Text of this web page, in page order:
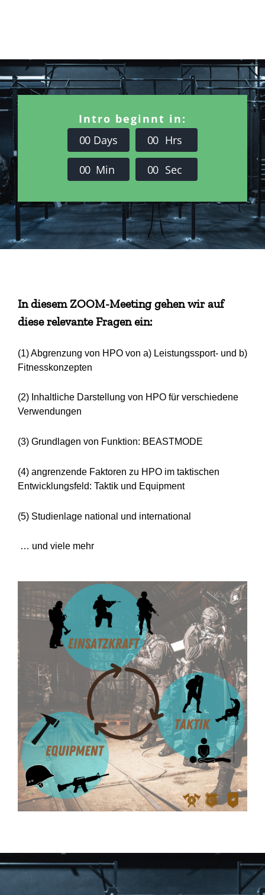
Intro beginnt in:
00 Days 00 Hrs
00 Min 00 Sec
In diesem ZOOM-Meeting gehen wir auf
diese relevante Fragen ein:
(1) Abgrenzung von HPO von a) Leistungssport- und b)
Fitnesskonzepten
(2) Inhaltliche Darstellung von HPO für verschiedene
Verwendungen
(3) Grundlagen von Funktion: BEASTMODE
(4) angrenzende Faktoren zu HPO im taktischen
Entwicklungsfeld: Taktik und Equipment
(5) Studienlage national und international
… und viele mehr